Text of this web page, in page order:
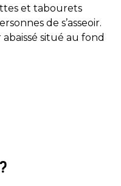
et tabourets
de s’asseoir.
situé au fond